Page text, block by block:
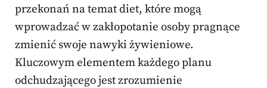
przekonań na temat diet, które mogą
wprowadzać w zakłopotanie osoby pragnące
zmienić swoje nawyki żywieniowe.
Kluczowym elementem każdego planu
odchudzającego jest zrozumienie